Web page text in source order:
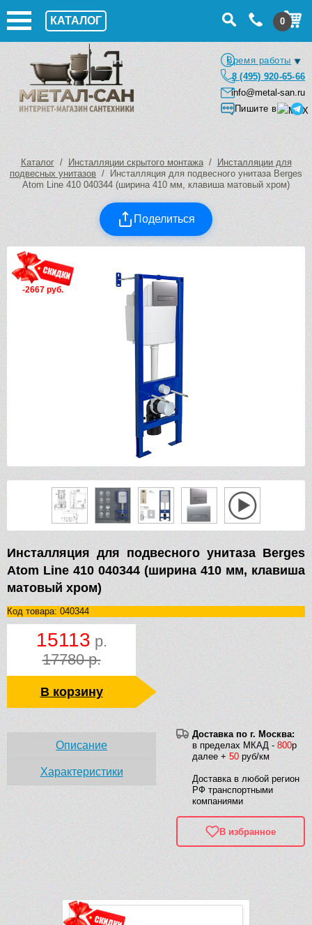
КАТАЛОГ 0
Время работы
8 (495) 920-65-66
info@metal-san.ru
Пишите в
Каталог/ Инсталляции скрытого монтажа/
Инсталляции для
подвесных унитазов / Инсталляция для подвесного унитаза Berges
Atom Line 410 040344 (ширина 410 мм, клавиша матовый хром)
Поделиться
-2667 руб.
Инсталляция для подвесного унитаза Berges
Atom Line 410 040344 (ширина 410 мм, клавиша
матовый хром)
Код товара: 040344
15113 р.
17780 р.
В корзину
Доставка по г. Москва:
в пределах МКАД - 800р
далее + 50 руб/км
Доставка в любой регион
РФ транспортными
компаниями
В избранное
Описание
Характеристики